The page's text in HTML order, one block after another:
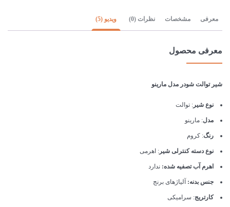
معرفی مشخصات نظرات (0) ویدیو (5)
معرفی محصول
شیر توالت شودر مدل مارینو
نوع شیر : توالت
مدل: مارینو
رنگ: کروم
نوع دسته کنترلی شیر : اهرمی
اهرم آب تصفیه شده: ندارد
جنس بدنه: آلیاژهای برنج
کارتریج: سرامیکی